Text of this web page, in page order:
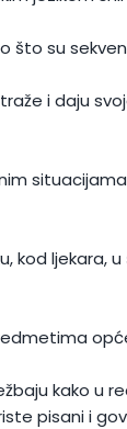
što su
i daju
ljekara,
kako u
pisani i